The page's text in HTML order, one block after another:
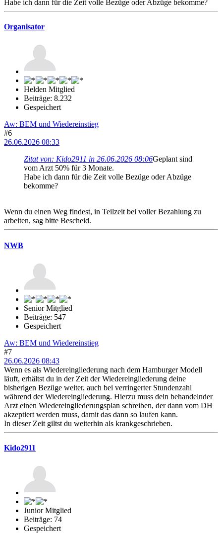
Habe ich dann für die Zeit volle Bezüge oder Abzüge bekomme?
Organisator
Helden Mitglied
Beiträge: 8.232
Gespeichert
Aw: BEM und Wiedereinstieg
#6
26.06.2026 08:33
Zitat von: Kido2911 in 26.06.2026 08:06Geplant sind
vom Arzt 50% für 3 Monate.
Habe ich dann für die Zeit volle Bezüge oder Abzüge
bekomme?
Wenn du einen Weg findest, in Teilzeit bei voller Bezahlung zu
arbeiten, sag bitte Bescheid.
NWB
Senior Mitglied
Beiträge: 547
Gespeichert
Aw: BEM und Wiedereinstieg
#7
26.06.2026 08:43
Wenn es als Wiedereingliederung nach dem Hamburger Modell
läuft, erhältst du in der Zeit der Wiedereingliederung deine
bisherigen Bezüge weiter, auch bei verringerter Stundenzahl
während der Wiedereingliederung. Hierzu muss dein behandelnder
Arzt einen Wiedereingliederungsplan schreiben, der dann vom DH
akzeptiert werden muss, damit das dann so laufen kann.
In dieser Zeit giltst du weiterhin als krankgeschrieben.
Kido2911
Junior Mitglied
Beiträge: 74
Gespeichert